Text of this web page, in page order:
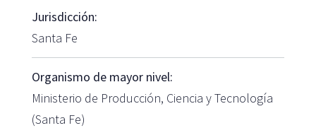
Jurisdicción:
Santa Fe
Organismo de mayor nivel:
Ministerio de Producción, Ciencia y Tecnología
(Santa Fe)